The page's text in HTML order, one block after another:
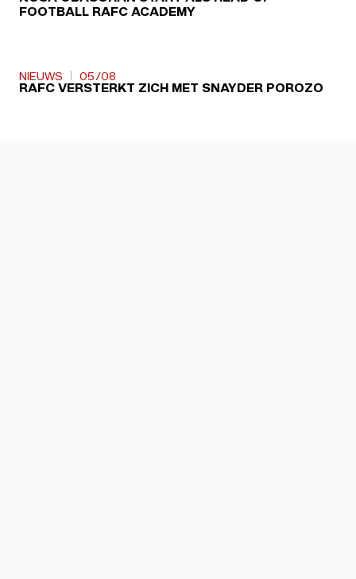
FOOTBALL RAFC ACADEMY
NIEUWS 05/08
RAFC VERSTERKT ZICH MET SNAYDER POROZO